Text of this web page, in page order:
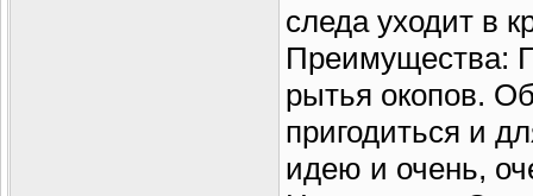
следа уходит в
Преимущества:
рытья окопов.
пригодиться и
идею и очень,